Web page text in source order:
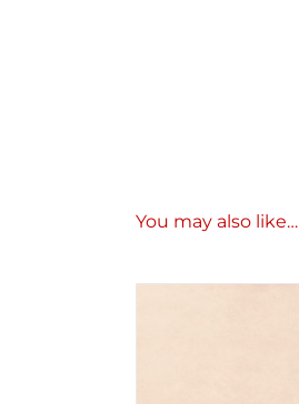
You may also like…